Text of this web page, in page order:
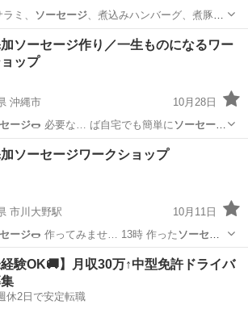
ラミ、 ソーセージ、煮込みハンバーグ、煮豚。
たち野うしく駅 その他 阿見町
ソーセージ作り／一生ものになるワー
ップ
沖縄市
10月28日
ージ 🌭 必要な… ば自宅でも簡単に ソーセージ
他
ソーセージワークショップ
市川大野駅
10月11日
ージ 🌭 作ってみませ… 13時 作った ソーセー
川大野駅 料理 ソーセージ
経験OK🚚】月収30万↑中型免許ドライバ
休2日で安定転職